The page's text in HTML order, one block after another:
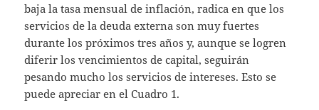
baja la tasa mensual de inflación, radica en que los
servicios de la deuda externa son muy fuertes
durante los próximos tres años y, aunque se logren
diferir los vencimientos de capital, seguirán
pesando mucho los servicios de intereses. Esto se
puede apreciar en el Cuadro 1.